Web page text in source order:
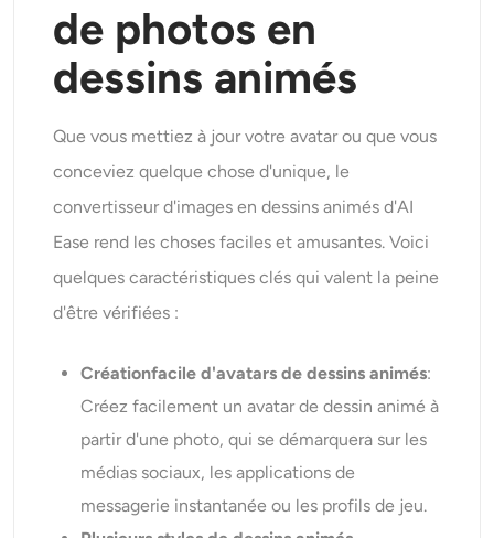
de photos en
dessins animés
Que vous mettiez à jour votre avatar ou que vous
conceviez quelque chose d'unique, le
convertisseur d'images en dessins animés d'AI
Ease rend les choses faciles et amusantes. Voici
quelques caractéristiques clés qui valent la peine
d'être vérifiées :
Créationfaciled'avatars de dessins animés:
Créez facilement un avatar de dessin animé à
partir d'une photo, qui se démarquera sur les
médias sociaux, les applications de
messagerie instantanée ou les profils de jeu.